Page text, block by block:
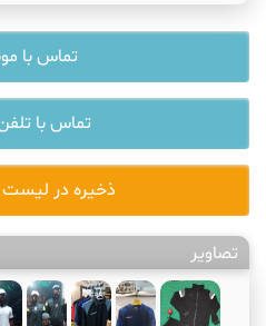
تماس با
تماس با
ذخیره در
تصاویر